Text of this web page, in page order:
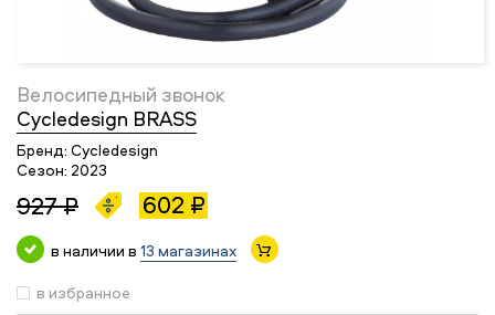
Велосипедный звонок
Cycledesign BRASS
Бренд: Cycledesign
Сезон: 2023
927 ₽ 602 ₽
в наличии в 13 магазинах
в избранное